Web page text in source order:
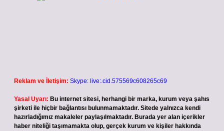
Reklam ve İletişim: Skype: live:.cid.575569c608265c69
Yasal Uyarı: Bu internet sitesi, herhangi bir marka, kurum veya şahıs
şirketi ile hiçbir bağlantısı bulunmamaktadır. Sitede yalnızca kendi
hazırladığımız makaleler paylaşılmaktadır. Burada yer alan içerikler
haber niteliği taşımamakta olup, gerçek kurum ve kişiler hakkında